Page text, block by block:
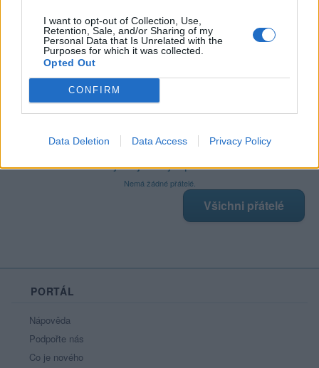
I want to opt-out of Collection, Use,
Retention, Sale, and/or Sharing of my
Personal Data that Is Unrelated with the
Purposes for which it was collected.
Opted Out
CONFIRM
Data Deletion Data Access Privacy Policy
Poslední 3 příspěvky na mé zdi
Zobrazit celou mou zeď
Moji nejnovější přátelé
Nemá žádné přátelé.
Všichni přátelé
PORTÁL
Nápověda
Podpořte nás
Co je nového